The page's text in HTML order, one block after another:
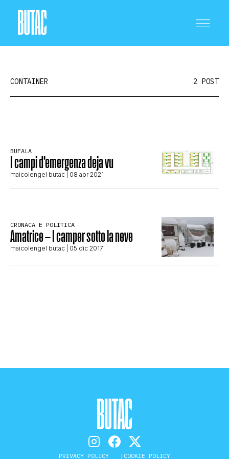
SCIENZA E TECNOLOGIA
STORIA E CITAZIONI
TRUFFE E SOCIAL NETWORK
CONTAINER 2 POST
BUFALA
I campi d’emergenza deja vu
maicolengel butac | 08 apr 2021
CRONACA E POLITICA
Amatrice – I camper sotto la neve
maicolengel butac | 05 dic 2017
PRIVACY POLICY COOKIE POLICY